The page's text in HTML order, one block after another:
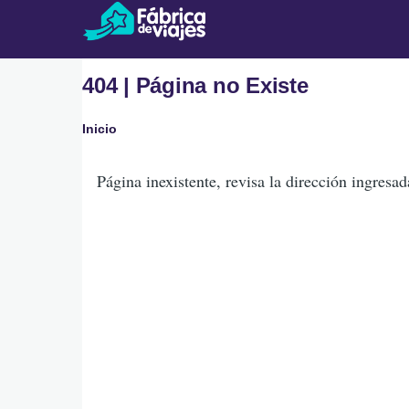
Pasar al contenido principal
404 | Página no Existe
de
Inicio
Página inexistente, revisa la dirección